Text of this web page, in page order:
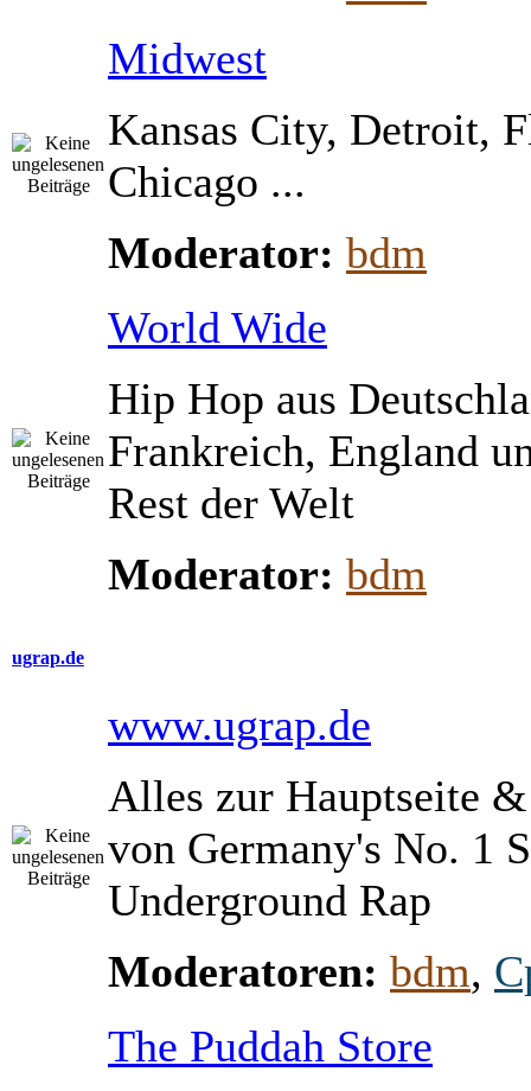
Midwest
Kansas City, Detroit,
Chicago ...
Moderator: bdm
World Wide
Hip Hop aus
Frankreich, England
Rest der Welt
Moderator: bdm
ugrap.de
www.ugrap.de
Alles zur Hauptseite
von Germany's No. 1
Underground Rap
Moderatoren: bdm,
The Puddah Store